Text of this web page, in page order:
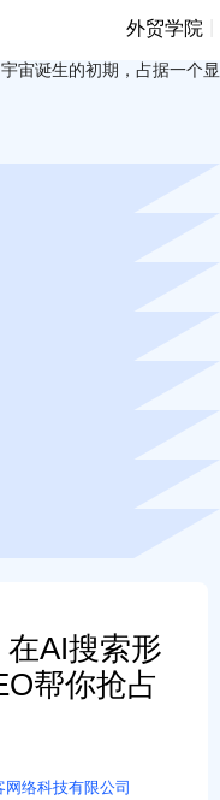
外贸学院
宙诞生的初期，占据一个
在AI搜索形
帮你抢占
网络科技有限公司